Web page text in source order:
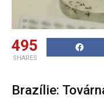
495
SHARES
Brazílie: